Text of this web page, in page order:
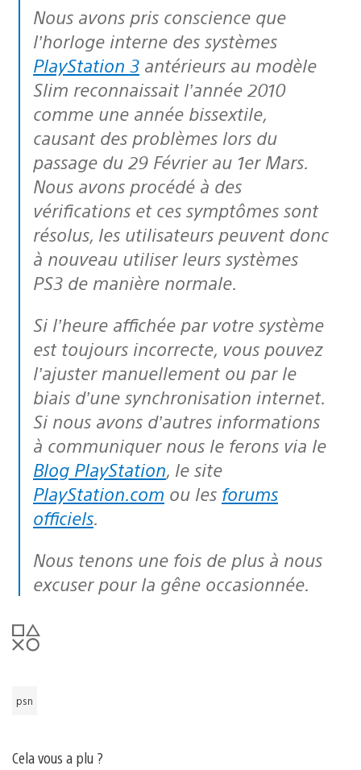
Nous avons pris conscience que
l’horloge interne des systèmes
PlayStation 3 antérieurs au modèle
Slim reconnaissait l’année 2010
comme une année bissextile,
causant des problèmes lors du
passage du 29 Février au 1er Mars.
Nous avons procédé à des
vérifications et ces symptômes sont
résolus, les utilisateurs peuvent donc
à nouveau utiliser leurs systèmes
PS3 de manière normale.
Si l’heure affichée par votre système
est toujours incorrecte, vous pouvez
l’ajuster manuellement ou par le
biais d’une synchronisation internet.
Si nous avons d’autres informations
à communiquer nous le ferons via le
Blog PlayStation, le site
PlayStation.com ou les forums
officiels.
Nous tenons une fois de plus à nous
excuser pour la gêne occasionnée.
psn
Cela vous a plu ?